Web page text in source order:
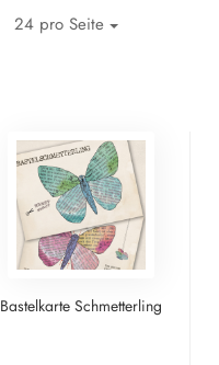
24 pro Seite
Bastelkarte Schmetterling